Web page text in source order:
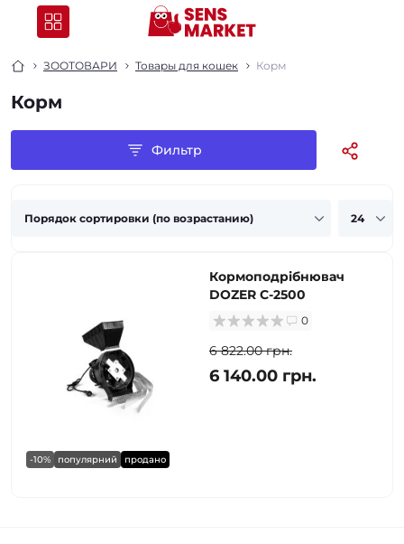
ЗООТОВАРИ Товары для кошек Корм
Корм
Фильтр
-10% популярний продано
Кормоподрібнювач
DOZER С-2500
0
6 822.00 грн.
6 140.00 грн.